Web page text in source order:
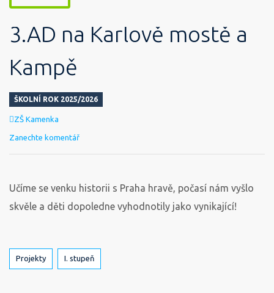
3.AD na Karlově mostě a
Kampě
ŠKOLNÍ ROK 2025/2026
Autor
ZŠ Kamenka
Zanechte komentář
Učíme se venku historii s Praha hravě, počasí nám vyšlo
skvěle a děti dopoledne vyhodnotily jako vynikající!
Štítky
Projekty I. stupeň